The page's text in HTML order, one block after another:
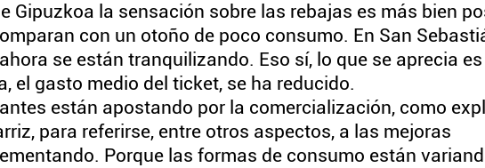
Gipuzkoa la sensación sobre las rebajas es más bien
con un otoño de poco consumo. En San
se están tranquilizando. Eso sí, lo que se aprecia es
el gasto medio del ticket, se ha reducido.
están apostando por la comercialización, como
para referirse, entre otros aspectos, a las mejoras
Porque las formas de consumo están